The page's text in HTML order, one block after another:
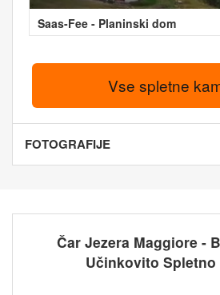
Saas-Fee - Planinski dom
Vse spletne
FOTOGRAFIJE
Čar Jezera Maggiore -
Učinkovito Spletno